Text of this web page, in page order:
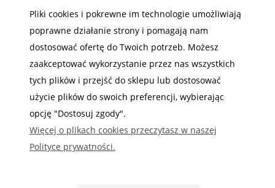
POMOC
MOJE KONTO
INFORMACJE
Gdzie nas możesz znaleźć
Pliki cookies i pokrewne im technologie umożliwiają
poprawne działanie strony i pomagają nam
dostosować ofertę do Twoich potrzeb. Możesz
zaakceptować wykorzystanie przez nas wszystkich
tych plików i przejść do sklepu lub dostosować
użycie plików do swoich preferencji, wybierając
opcję "Dostosuj zgody".
Więcej o plikach cookies przeczytasz w naszej
Polityce prywatności.